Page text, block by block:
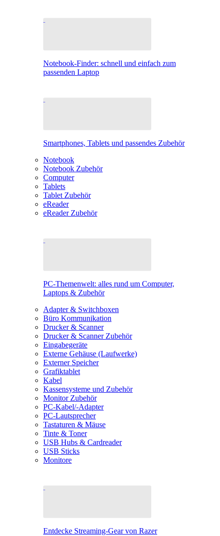
Notebook-Finder: schnell und einfach zum
passenden Laptop
Smartphones, Tablets und passendes Zubehör
Notebook
Notebook Zubehör
Computer
Tablets
Tablet Zubehör
eReader
eReader Zubehör
PC-Themenwelt: alles rund um Computer,
Laptops & Zubehör
Adapter & Switchboxen
Büro Kommunikation
Drucker & Scanner
Drucker & Scanner Zubehör
Eingabegeräte
Externe Gehäuse (Laufwerke)
Externer Speicher
Grafiktablet
Kabel
Kassensysteme und Zubehör
Monitor Zubehör
PC-Kabel/-Adapter
PC-Lautsprecher
Tastaturen & Mäuse
Tinte & Toner
USB Hubs & Cardreader
USB Sticks
Monitore
Entdecke Streaming-Gear von Razer